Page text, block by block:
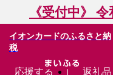
《受付中》
イオンカードのふるさと納
税
応援する
返礼